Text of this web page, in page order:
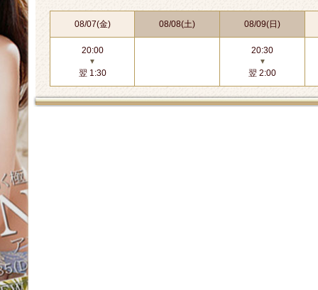
08/07(金) 08/08(土) 08/09(日)
20:00
▼
翌 1:30
20:30
▼
翌 2:00